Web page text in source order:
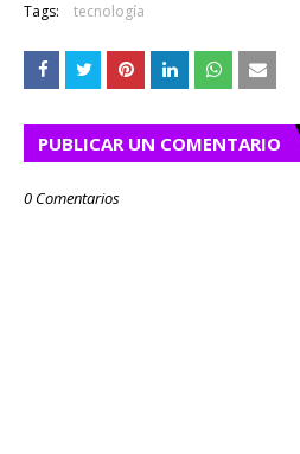
Tags: tecnología
PUBLICAR UN COMENTARIO
0 Comentarios